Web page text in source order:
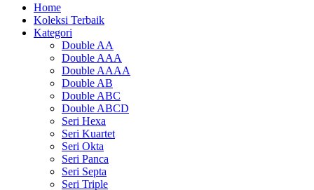
Home
Koleksi Terbaik
Kategori
Double AA
Double AAA
Double AAAA
Double AB
Double ABC
Double ABCD
Seri Hexa
Seri Kuartet
Seri Okta
Seri Panca
Seri Septa
Seri Triple